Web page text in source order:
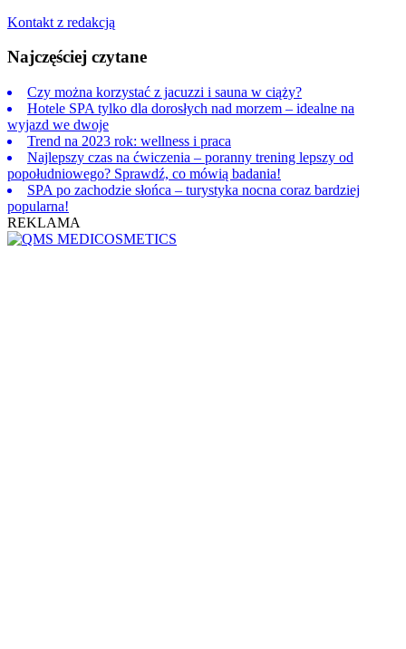
Kontakt z redakcją
Najczęściej czytane
Czy można korzystać z jacuzzi i sauna w ciąży?
Hotele SPA tylko dla dorosłych nad morzem – idealne na
wyjazd we dwoje
Trend na 2023 rok: wellness i praca
Najlepszy czas na ćwiczenia – poranny trening lepszy od
popołudniowego? Sprawdź, co mówią badania!
SPA po zachodzie słońca – turystyka nocna coraz bardziej
popularna!
REKLAMA